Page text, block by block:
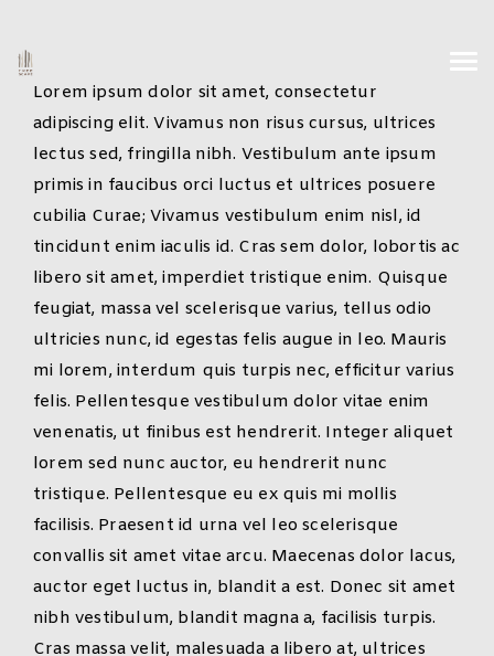
Lorem ipsum dolor sit amet, consectetur
adipiscing elit. Vivamus non risus cursus, ultrices
lectus sed, fringilla nibh. Vestibulum ante ipsum
primis in faucibus orci luctus et ultrices posuere
cubilia Curae; Vivamus vestibulum enim nisl, id
tincidunt enim iaculis id. Cras sem dolor, lobortis ac
libero sit amet, imperdiet tristique enim. Quisque
feugiat, massa vel scelerisque varius, tellus odio
ultricies nunc, id egestas felis augue in leo. Mauris
mi lorem, interdum quis turpis nec, efficitur varius
felis. Pellentesque vestibulum dolor vitae enim
venenatis, ut finibus est hendrerit. Integer aliquet
lorem sed nunc auctor, eu hendrerit nunc
tristique. Pellentesque eu ex quis mi mollis
facilisis. Praesent id urna vel leo scelerisque
convallis sit amet vitae arcu. Maecenas dolor lacus,
auctor eget luctus in, blandit a est. Donec sit amet
nibh vestibulum, blandit magna a, facilisis turpis.
Cras massa velit, malesuada a libero at, ultrices